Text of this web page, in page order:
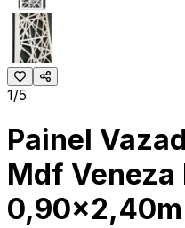
1/5
Painel
Mdf Veneza
0,90x2,40m